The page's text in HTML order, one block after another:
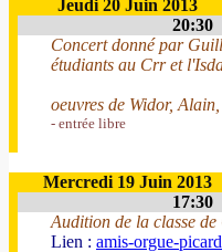
Jeudi 20 Juin 2013
20:30
Concert donné par
étudiants au Crr et
oeuvres de Widor,
- entrée libre
Mercredi 19 Juin 2013
17:30
Audition de la classe
Lien : amis-orgue-